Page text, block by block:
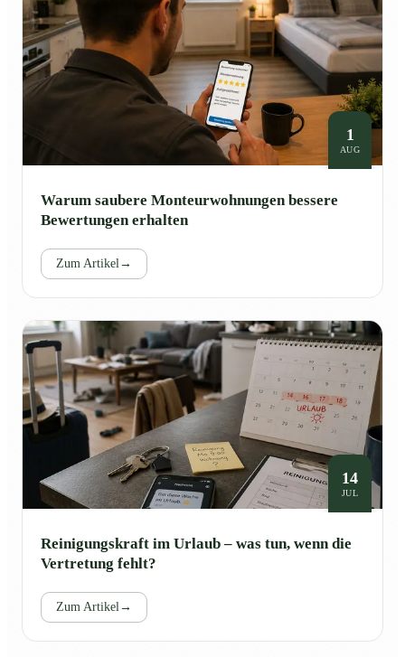
1
AUG
Warum saubere Monteurwohnungen bessere
Bewertungen erhalten
Zum Artikel→
14
JUL
Reinigungskraft im Urlaub – was tun, wenn die
Vertretung fehlt?
Zum Artikel→